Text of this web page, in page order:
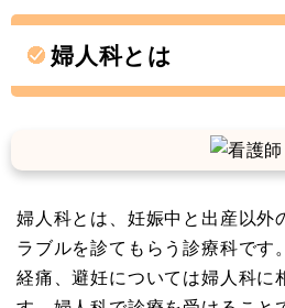
婦人科とは
婦人科とは、妊娠中と出産以外
ラブルを診てもらう診療科です
経痛、避妊については婦人科に